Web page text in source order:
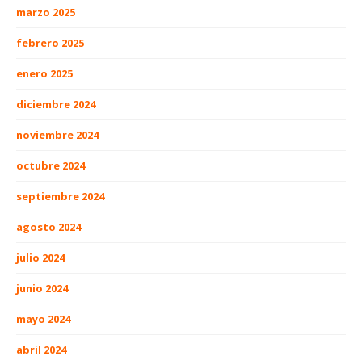
marzo 2025
febrero 2025
enero 2025
diciembre 2024
noviembre 2024
octubre 2024
septiembre 2024
agosto 2024
julio 2024
junio 2024
mayo 2024
abril 2024